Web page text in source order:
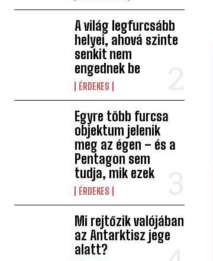
A világ legfurcsább
helyei, ahová szinte
senkit nem
engednek be
ÉRDEKES
Egyre több furcsa
objektum jelenik
meg az égen – és a
Pentagon sem
tudja, mik ezek
ÉRDEKES
Mi rejtőzik valójában
az Antarktisz jege
alatt?